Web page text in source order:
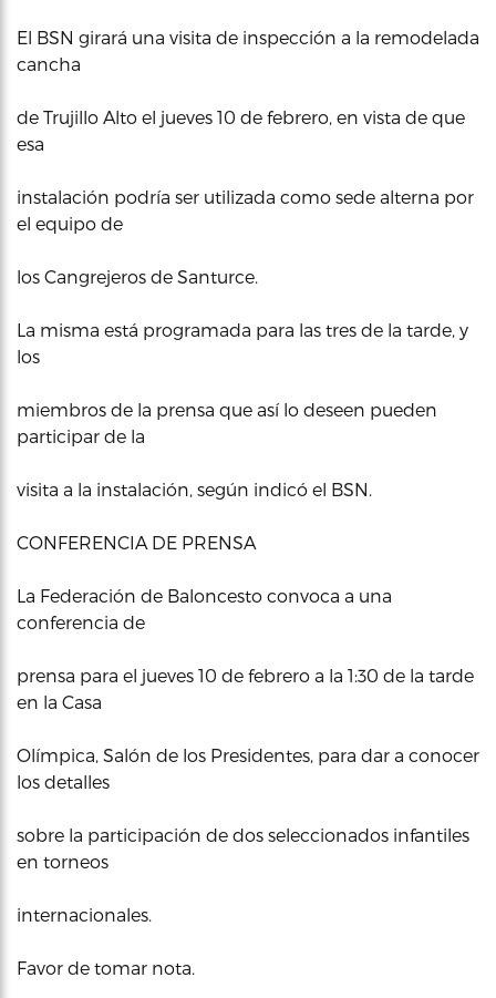
El BSN girará una visita de inspección a la remodelada
cancha
de Trujillo Alto el jueves 10 de febrero, en vista de que
esa
instalación podría ser utilizada como sede alterna por
el equipo de
los Cangrejeros de Santurce.
La misma está programada para las tres de la tarde, y
los
miembros de la prensa que así lo deseen pueden
participar de la
visita a la instalación, según indicó el BSN.
CONFERENCIA DE PRENSA
La Federación de Baloncesto convoca a una
conferencia de
prensa para el jueves 10 de febrero a la 1:30 de la tarde
en la Casa
Olímpica, Salón de los Presidentes, para dar a conocer
los detalles
sobre la participación de dos seleccionados infantiles
en torneos
internacionales.
Favor de tomar nota.